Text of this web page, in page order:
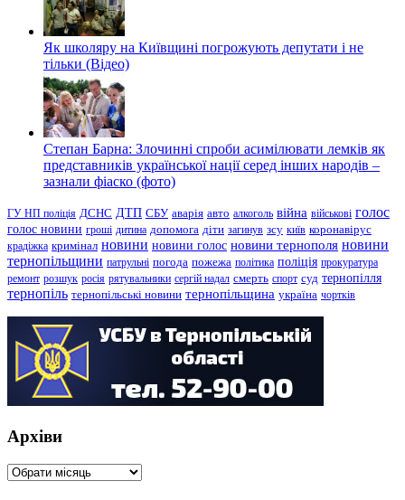
Як школяру на Київщині погрожують депутати і не
тільки (Відео)
Степан Барна: Злочинні спроби асимілювати лемків як
представників української нації серед інших народів –
зазнали фіаско (фото)
ГУ НП поліція ДСНС ДТП СБУ аварія авто алкоголь війна військові голос
голос новини гроші дитина допомога діти загинув зсу київ коронавірус
крадіжка кримінал новини новини голос новини тернополя новини
тернопільщини патрульні погода пожежа політика поліція прокуратура
ремонт розшук росія рятувальники сергій надал смерть спорт суд тернопілля
тернопіль тернопільські новини тернопільщина україна чортків
Архіви
Архіви